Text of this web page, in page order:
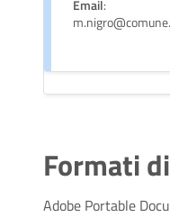
Email:
Formati
Adobe Portable